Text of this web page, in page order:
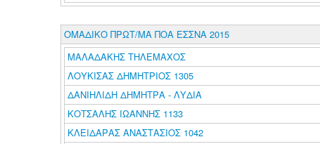
ΟΜΑΔΙΚΟ ΠΡΩΤ/ΜΑ ΠΟΑ ΕΣΣΝΑ 2015
ΜΑΛΑΔΑΚΗΣ ΤΗΛΕΜΑΧΟΣ
ΛΟΥΚΙΣΑΣ ΔΗΜΗΤΡΙΟΣ 1305
ΔΑΝΙΗΛΙΔΗ ΔΗΜΗΤΡΑ - ΛΥΔΙΑ
ΚΟΤΣΑΛΗΣ ΙΩΑΝΝΗΣ 1133
ΚΛΕΙΔΑΡΑΣ ΑΝΑΣΤΑΣΙΟΣ 1042